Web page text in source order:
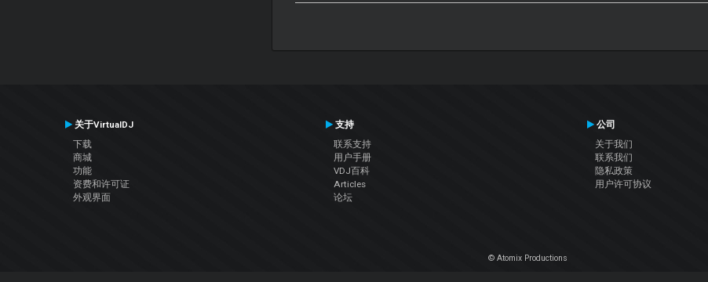
关于VirtualDJ
下载
商城
功能
资费和许可证
外观界面
支持
联系支持
用户手册
VDJ百科
Articles
论坛
公司
关于我们
联系我们
隐私政策
用户许可协议
© Atomix Productions